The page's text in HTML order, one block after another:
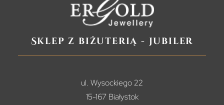
Sklep z biżuterią - jubiler
ul. Wysockiego 22
15-167 Białystok